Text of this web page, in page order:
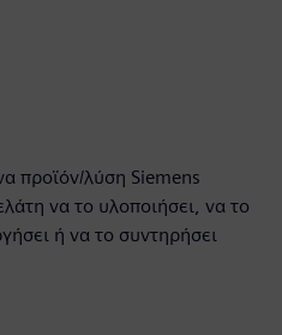
προϊόν/λύση Siemens
να το υλοποιήσει, να το
ή να το συντηρήσει